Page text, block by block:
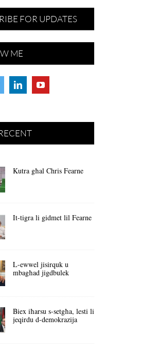
FOR UPDATES
ME
Kutra għal Chris Fearne
It-tigra li gidmet lil Fearne
L-ewwel jisirquk u
mbagħad jigdbulek
Biex iħarsu s-setgħa, lesti li
jeqirdu d-demokrazija